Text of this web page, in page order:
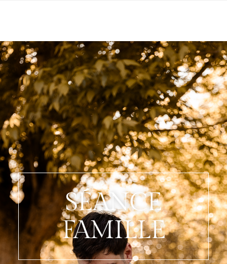
SÉANCE
FAMILLE